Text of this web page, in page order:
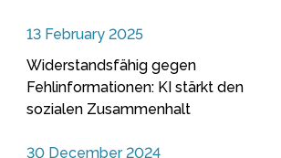
13 February 2025
Widerstandsfähig gegen
Fehlinformationen: KI stärkt den
sozialen Zusammenhalt
30 December 2024